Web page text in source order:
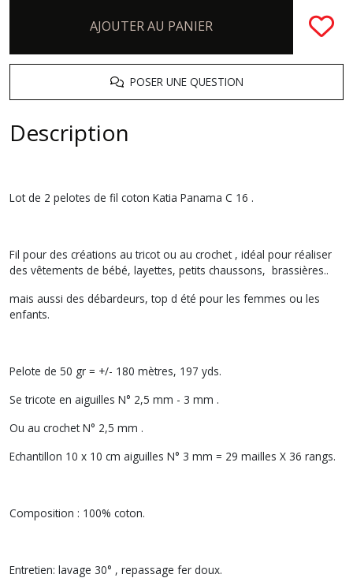
AJOUTER AU PANIER
POSER UNE QUESTION
Description
Lot de 2 pelotes de fil coton Katia Panama C 16 .
Fil pour des créations au tricot ou au crochet , idéal pour réaliser
des vêtements de bébé, layettes, petits chaussons, brassières..
mais aussi des débardeurs, top d été pour les femmes ou les
enfants.
Pelote de 50 gr = +/- 180 mètres, 197 yds.
Se tricote en aiguilles N° 2,5 mm - 3 mm .
Ou au crochet N° 2,5 mm .
Echantillon 10 x 10 cm aiguilles N° 3 mm = 29 mailles X 36 rangs.
Composition : 100% coton.
Entretien: lavage 30° , repassage fer doux.